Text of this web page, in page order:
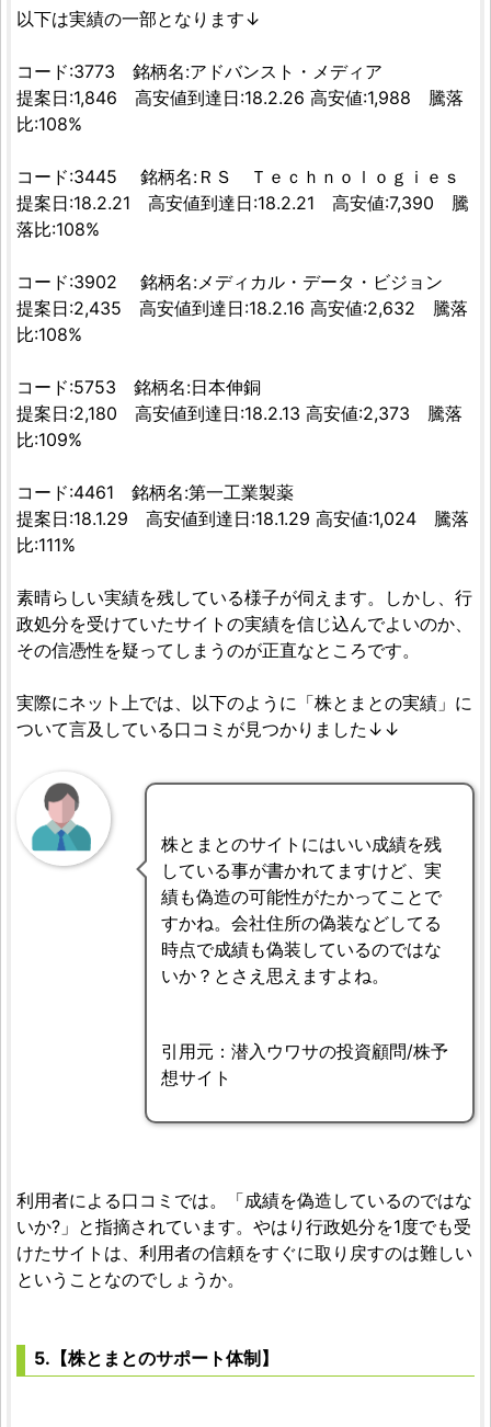
以下は実績の一部となります↓
コード:3773 銘柄名:アドバンスト・メディア
提案日:1,846 高安値到達日:18.2.26 高安値:1,988 騰落
比:108%
コード:3445 銘柄名:ＲＳ Ｔｅｃｈｎｏｌｏｇｉｅｓ
提案日:18.2.21 高安値到達日:18.2.21 高安値:7,390 騰
落比:108%
コード:3902 銘柄名:メディカル・データ・ビジョン
提案日:2,435 高安値到達日:18.2.16 高安値:2,632 騰落
比:108%
コード:5753 銘柄名:日本伸銅
提案日:2,180 高安値到達日:18.2.13 高安値:2,373 騰落
比:109%
コード:4461 銘柄名:第一工業製薬
提案日:18.1.29 高安値到達日:18.1.29 高安値:1,024 騰落
比:111%
素晴らしい実績を残している様子が伺えます。しかし、行
政処分を受けていたサイトの実績を信じ込んでよいのか、
その信憑性を疑ってしまうのが正直なところです。
実際にネット上では、以下のように「株とまとの実績」に
ついて言及している口コミが見つかりました↓↓
株とまとのサイトにはいい成績を残
している事が書かれてますけど、実
績も偽造の可能性がたかってことで
すかね。会社住所の偽装などしてる
時点で成績も偽装しているのではな
いか？とさえ思えますよね。
引用元：潜入ウワサの投資顧問/株予
想サイト
利用者による口コミでは。「成績を偽造しているのではな
いか?」と指摘されています。やはり行政処分を1度でも受
けたサイトは、利用者の信頼をすぐに取り戻すのは難しい
ということなのでしょうか。
5.【株とまとのサポート体制】